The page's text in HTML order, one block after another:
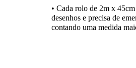
• Cada rolo de 2m x
desenhos e precisa de
contando uma medida